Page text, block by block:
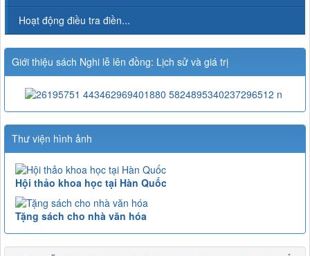
Hoạt động điều tra điền...
Giới thiệu sách Nghi lễ lên đồng: Lịch sử và giá trị
Thư viện hình ảnh
Hội thảo khoa học tại Hàn Quốc
Tặng sách cho nhà văn hóa